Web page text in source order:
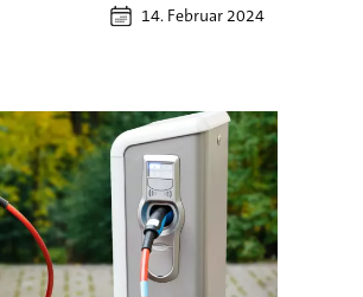
14. Februar 2024